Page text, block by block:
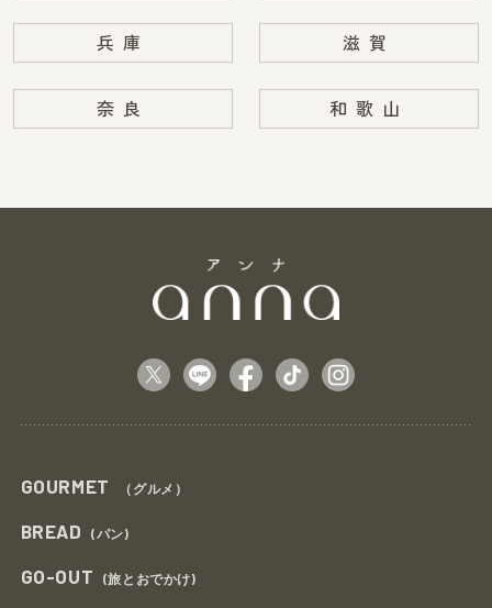
兵庫 滋賀
奈良 和歌山
GOURMET （グルメ）
BREAD (パン)
GO-OUT (旅とおでかけ)